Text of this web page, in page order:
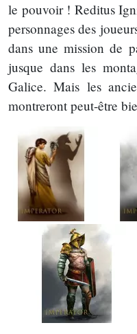
le pouvoir ! Reditus
personnages des
dans une mission de
jusque dans les
Galice. Mais les
montreront peut-être